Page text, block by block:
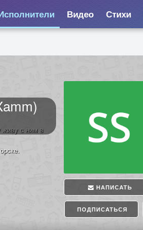
Видео Стихи
НАПИСАТЬ
ПОДПИСАТЬСЯ
живу с ним в